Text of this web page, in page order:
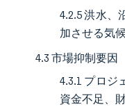
4.2.5 洪水、
加させる気
4.3 市場抑制要因
4.3.1 プロジ
資金不足、